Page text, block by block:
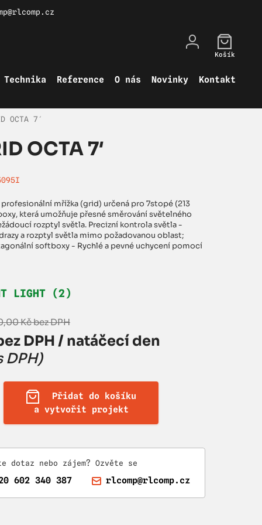
Technika Reference O nás Novinky Kontakt
Košík
OCTA 7′
OCTA 7′
profesionální mřížka (grid) určená pro 7stopé (213
která umožňuje přesné směrování světelného
rozptyl světla. Precizní kontrola světla -
a rozptyl světla mimo požadovanou oblast;
softboxy - Rychlé a pevné uchycení pomocí
LIGHT (2)
Kč bez DPH
DPH / natáčecí den
DPH)
Přidat do košíku
a vytvořit projekt
dotaz nebo zájem? Ozvěte se
602 340 387 rlcomp@rlcomp.cz